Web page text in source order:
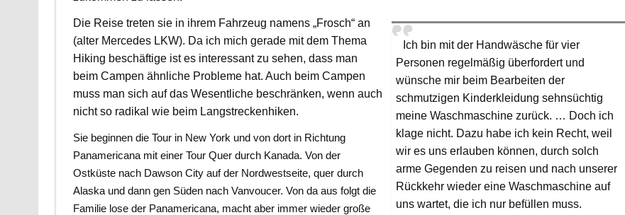
Ich bin mit der Handwäsche für vier
Personen regelmäßig überfordert und
wünsche mir beim Bearbeiten der
schmutzigen Kinderkleidung sehnsüchtig
meine Waschmaschine zurück. … Doch ich
klage nicht. Dazu habe ich kein Recht, weil
wir es uns erlauben können, durch solch
arme Gegenden zu reisen und nach unserer
Rückkehr wieder eine Waschmaschine auf
uns wartet, die ich nur befüllen muss.
Die Reise treten sie in ihrem Fahrzeug namens „Frosch“ an
(alter Mercedes LKW). Da ich mich gerade mit dem Thema
Hiking beschäftige ist es interessant zu sehen, dass man
beim Campen ähnliche Probleme hat. Auch beim Campen
muss man sich auf das Wesentliche beschränken, wenn auch
nicht so radikal wie beim Langstreckenhiken.
Sie beginnen die Tour in New York und von dort in Richtung
Panamericana mit einer Tour Quer durch Kanada. Von der
Ostküste nach Dawson City auf der Nordwestseite, quer durch
Alaska und dann gen Süden nach Vanvoucer. Von da aus folgt die
Familie lose der Panamericana, macht aber immer wieder große